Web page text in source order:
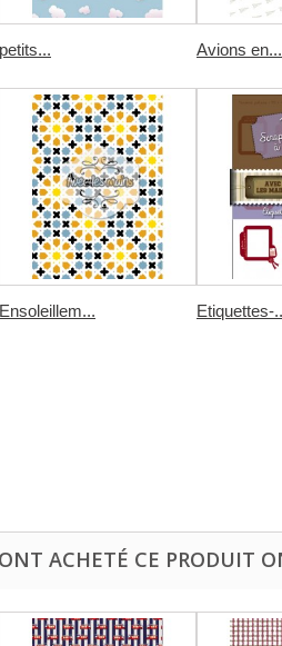
petits... Avions en...
Ensoleillem... Etiquettes-
ACHETÉ CE PRODUIT